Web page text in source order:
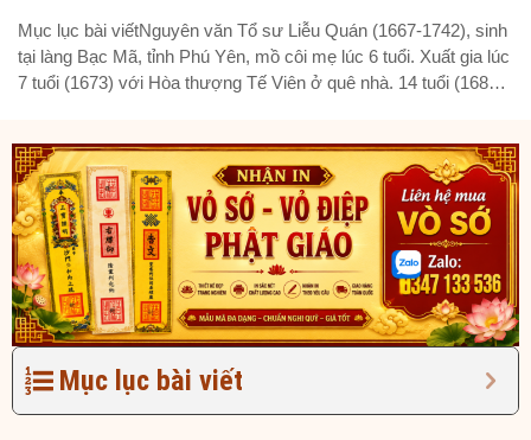
Mục lục bài viếtNguyên văn Tổ sư Liễu Quán (1667-1742), sinh
tại làng Bạc Mã, tỉnh Phú Yên, mồ côi mẹ lúc 6 tuổi. Xuất gia lúc
7 tuổi (1673) với Hòa thượng Tế Viên ở quê nhà. 14 tuổi (1680)
Mục lục bài viết